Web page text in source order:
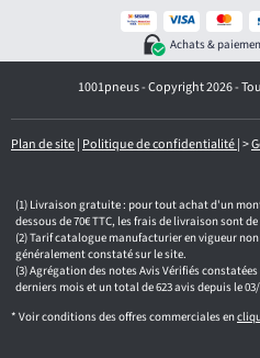
i
l
Achats &
1001pneus - Copyright 2026 -
Plan de site| Politique de confidentialité|>
Livraison gratuite : pour tout achat d'un
dessous de 70€ TTC, les frais de livraison sont de
Tarif catalogue manufacturier en vigueur
généralement constaté sur le site.
Agrégation des notes Avis Vérifiés constatées
derniers mois et un total de 623 avis depuis le
* Voir conditions des offres commerciales en